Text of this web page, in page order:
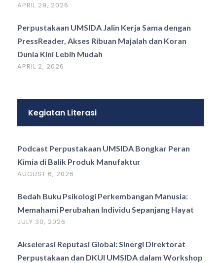
APRIL 29, 2026
Perpustakaan UMSIDA Jalin Kerja Sama dengan
PressReader, Akses Ribuan Majalah dan Koran
Dunia Kini Lebih Mudah
APRIL 2, 2026
Kegiatan Literasi
Podcast Perpustakaan UMSIDA Bongkar Peran
Kimia di Balik Produk Manufaktur
AUGUST 6, 2026
Bedah Buku Psikologi Perkembangan Manusia:
Memahami Perubahan Individu Sepanjang Hayat
JULY 30, 2026
Akselerasi Reputasi Global: Sinergi Direktorat
Perpustakaan dan DKUI UMSIDA dalam Workshop